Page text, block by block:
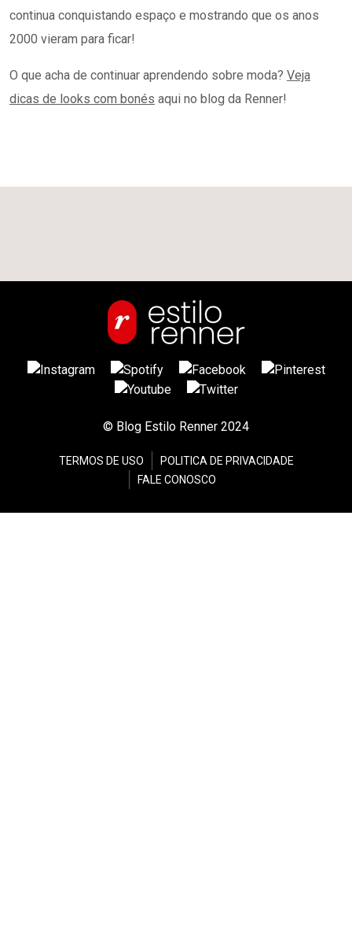
continua conquistando espaço e mostrando que os anos
2000 vieram para ficar!
O que acha de continuar aprendendo sobre moda? Veja
dicas de looks com bonés aqui no blog da Renner!
© Blog Estilo Renner 2024
TERMOS DE USO
POLITICA DE PRIVACIDADE
FALE CONOSCO